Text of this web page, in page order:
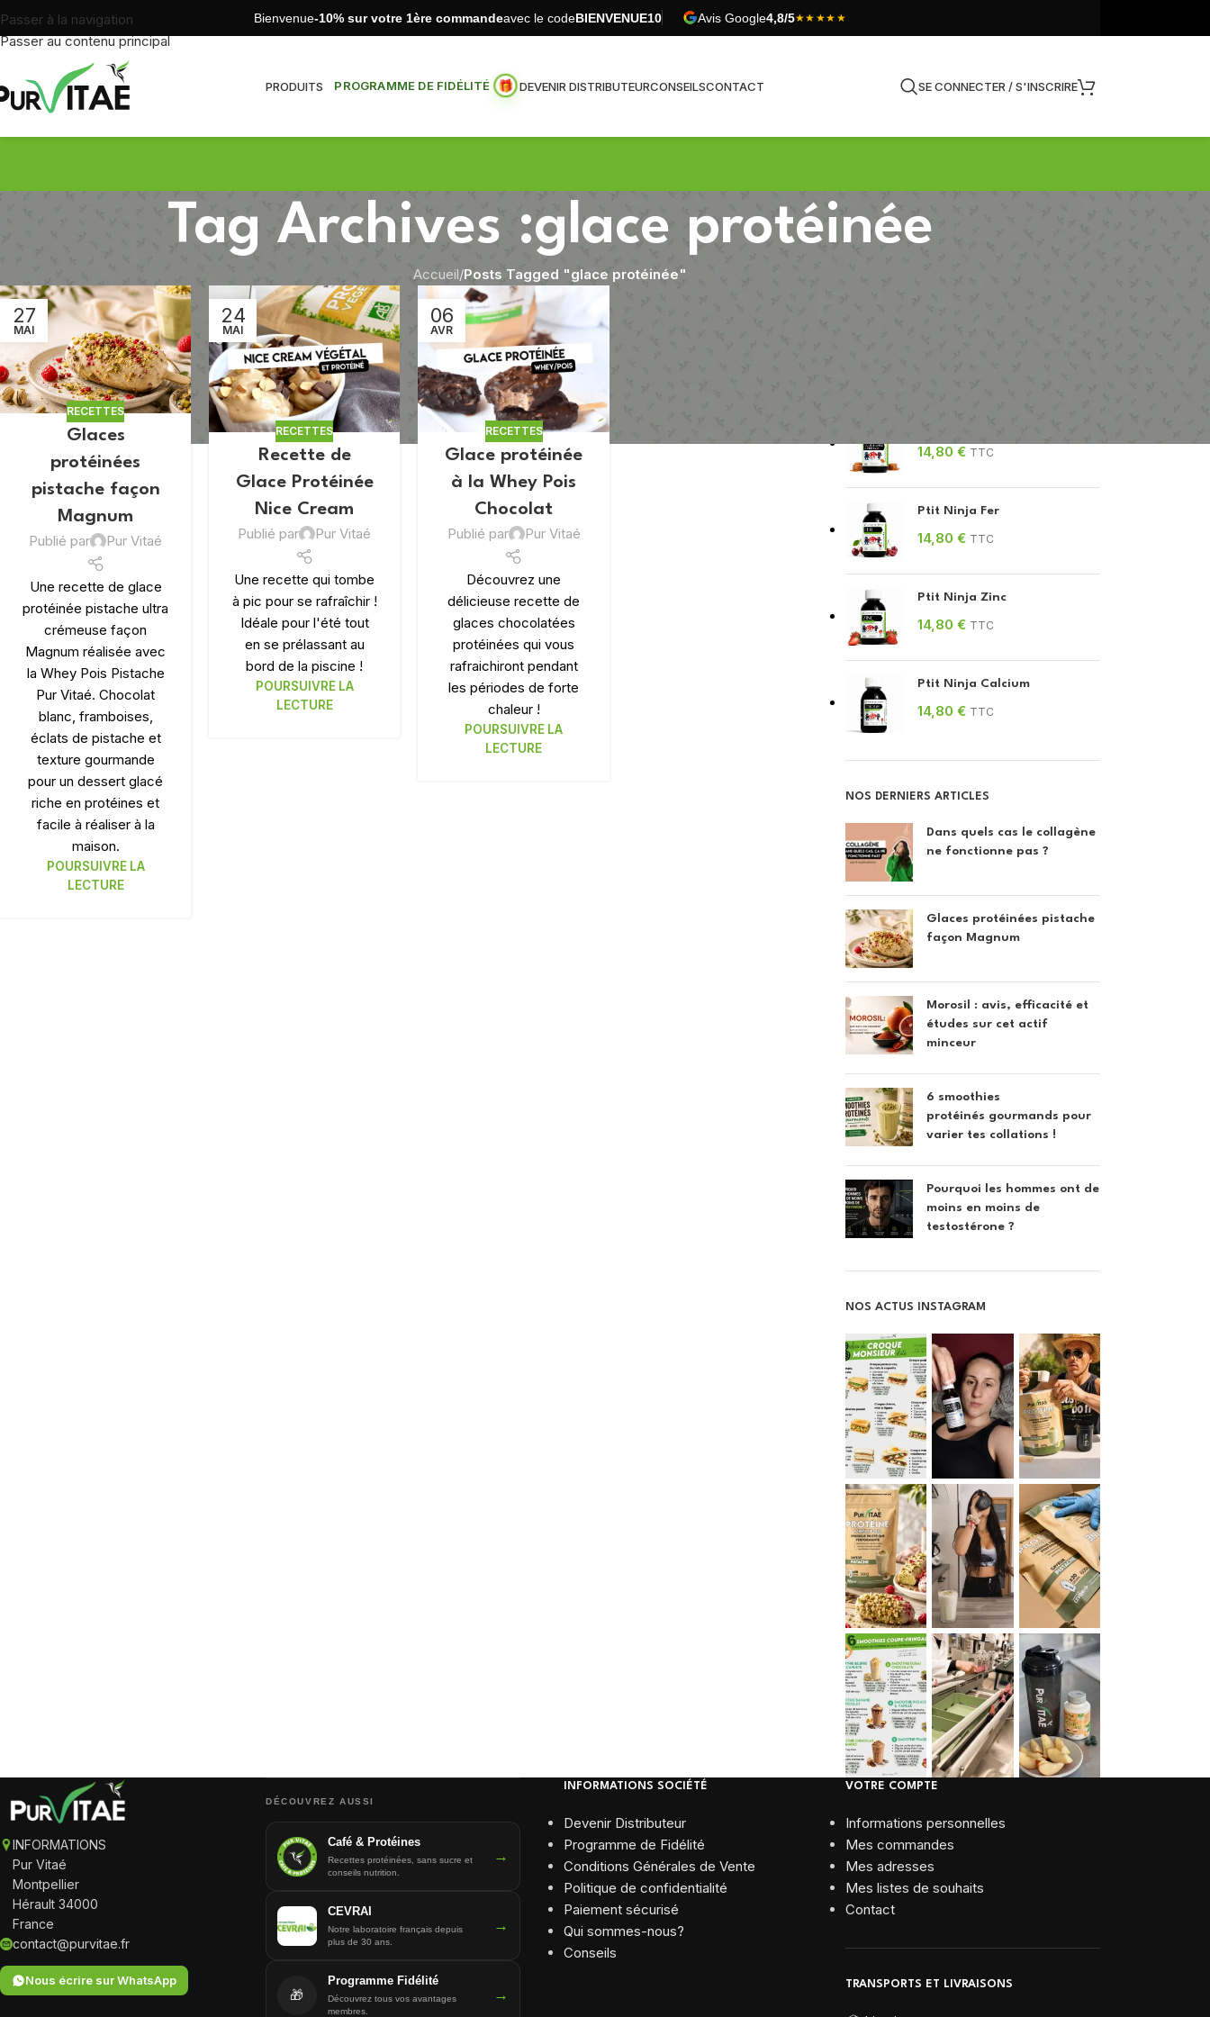
Passer à la navigation
Passer au contenu principal
Bienvenue-10% sur votre 1ère commandeavec le codeBIENVENUE10 Avis Google4,8/5★★★★★
PRODUITS
MINCEUR ET PERTE DE POIDS
Draineur Détox
Combustion
Explorez des astuces et des
PROGRAMME DE FIDÉLITÉ DEVENIR DISTRIBUTEURCONSEILSCONTACT SE CONNECTER / S'INSCRIRE
Tag Archives :glace protéinée
Accueil/Posts Tagged "glace protéinée"
27
MAI
RECETTES
Glaces
protéinées
pistache façon
Magnum
Publié par Pur Vitaé
Une recette de glace
protéinée pistache ultra
crémeuse façon
Magnum réalisée avec
la Whey Pois Pistache
Pur Vitaé. Chocolat
blanc, framboises,
éclats de pistache et
texture gourmande
pour un dessert glacé
riche en protéines et
facile à réaliser à la
maison.
POURSUIVRE LA
LECTURE
24
MAI
RECETTES
Recette de
Glace Protéinée
Nice Cream
Publié par Pur Vitaé
Une recette qui tombe
à pic pour se rafraîchir !
Idéale pour l'été tout
en se prélassant au
bord de la piscine !
POURSUIVRE LA
LECTURE
06
AVR
RECETTES
Glace protéinée
à la Whey Pois
Chocolat
Publié par Pur Vitaé
Découvrez une
délicieuse recette de
glaces chocolatées
protéinées qui vous
rafraichiront pendant
les périodes de forte
chaleur !
POURSUIVRE LA
LECTURE
Ptit Ninja Multivitamines
14,80 € TTC
Ptit Ninja Fer
14,80 € TTC
Ptit Ninja Zinc
14,80 € TTC
Ptit Ninja Calcium
14,80 € TTC
NOS DERNIERS ARTICLES
Dans quels cas le collagène
ne fonctionne pas ?
Glaces protéinées pistache
façon Magnum
Morosil : avis, efficacité et
études sur cet actif
minceur
6 smoothies
protéinés gourmands pour
varier tes collations !
Pourquoi les hommes ont de
moins en moins de
testostérone ?
NOS ACTUS INSTAGRAM
INFORMATIONS
Pur Vitaé
Montpellier
Hérault 34000
France
contact@purvitae.fr
Nous écrire sur WhatsApp
DÉCOUVREZ AUSSI
Café & Protéines
Recettes protéinées, sans sucre et
conseils nutrition.
→
CEVRAI
Notre laboratoire français depuis
plus de 30 ans.
→
🎁
Programme Fidélité
Découvrez tous vos avantages
membres.
→
INFORMATIONS SOCIÉTÉ
Devenir Distributeur
Programme de Fidélité
Conditions Générales de Vente
Politique de confidentialité
Paiement sécurisé
Qui sommes-nous?
Conseils
VOTRE COMPTE
Informations personnelles
Mes commandes
Mes adresses
Mes listes de souhaits
Contact
TRANSPORTS ET LIVRAISONS